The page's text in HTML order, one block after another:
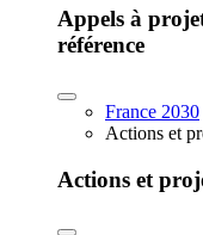
Appels à
référence
France 2030
Actions et
Actions et